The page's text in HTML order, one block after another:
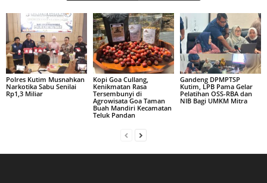
Polres Kutim Musnahkan
Narkotika Sabu Senilai
Rp1,3 Miliar
Kopi Goa Cullang,
Kenikmatan Rasa
Tersembunyi di
Agrowisata Goa Taman
Buah Mandiri Kecamatan
Teluk Pandan
Gandeng DPMPTSP
Kutim, LPB Pama Gelar
Pelatihan OSS-RBA dan
NIB Bagi UMKM Mitra